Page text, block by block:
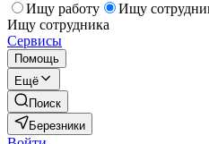
Ищу работу
Ищу
Ищу сотрудника
Сервисы
Помощь
Ещё
Поиск
Березники